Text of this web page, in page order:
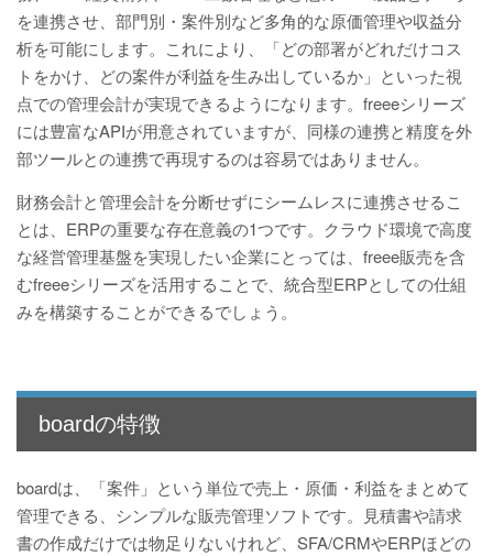
を連携させ、部門別・案件別など多角的な原価管理や収益分
析を可能にします。これにより、「どの部署がどれだけコス
トをかけ、どの案件が利益を生み出しているか」といった視
点での管理会計が実現できるようになります。freeeシリーズ
には豊富なAPIが用意されていますが、同様の連携と精度を外
部ツールとの連携で再現するのは容易ではありません。
財務会計と管理会計を分断せずにシームレスに連携させるこ
とは、ERPの重要な存在意義の1つです。クラウド環境で高度
な経営管理基盤を実現したい企業にとっては、freee販売を含
むfreeeシリーズを活用することで、統合型ERPとしての仕組
みを構築することができるでしょう。
boardの特徴
boardは、「案件」という単位で売上・原価・利益をまとめて
管理できる、シンプルな販売管理ソフトです。見積書や請求
書の作成だけでは物足りないけれど、SFA/CRMやERPほどの